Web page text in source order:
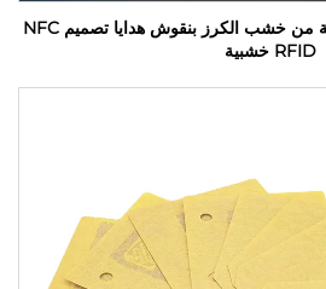
بطاقة أعمال خشبية مخصصة من خشب الكرز بنقوش هدايا تصميم NFC
RFID خشبية